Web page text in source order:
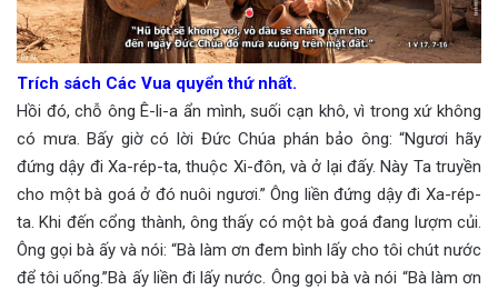
Trích sách Các Vua quyển thứ nhất.
Hồi đó, chỗ ông Ê-li-a ẩn mình, suối cạn khô, vì trong xứ không
có mưa. Bấy giờ có lời Đức Chúa phán bảo ông: “Ngươi hãy
đứng dậy đi Xa-rép-ta, thuộc Xi-đôn, và ở lại đấy. Này Ta truyền
cho một bà goá ở đó nuôi ngươi.” Ông liền đứng dậy đi Xa-rép-
ta. Khi đến cổng thành, ông thấy có một bà goá đang lượm củi.
Ông gọi bà ấy và nói: “Bà làm ơn đem bình lấy cho tôi chút nước
để tôi uống.”Bà ấy liền đi lấy nước. Ông gọi bà và nói “Bà làm ơn